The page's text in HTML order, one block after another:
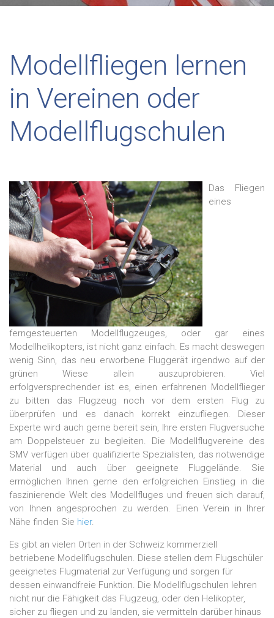
Modellfliegen lernen
in Vereinen oder
Modellflugschulen
Das Fliegen
eines
ferngesteuerten Modellflugzeuges, oder gar eines
Modellhelikopters, ist nicht ganz einfach. Es macht deswegen
wenig Sinn, das neu erworbene Fluggerät irgendwo auf der
grünen Wiese allein auszuprobieren. Viel
erfolgversprechender ist es, einen erfahrenen Modellflieger
zu bitten das Flugzeug noch vor dem ersten Flug zu
überprüfen und es danach korrekt einzufliegen. Dieser
Experte wird auch gerne bereit sein, Ihre ersten Flugversuche
am Doppelsteuer zu begleiten. Die Modellflugvereine des
SMV verfügen über qualifizierte Spezialisten, das notwendige
Material und auch über geeignete Fluggelände. Sie
ermöglichen Ihnen gerne den erfolgreichen Einstieg in die
faszinierende Welt des Modellfluges und freuen sich darauf,
von Ihnen angesprochen zu werden. Einen Verein in Ihrer
Nähe finden Sie hier.
Es gibt an vielen Orten in der Schweiz kommerziell
betriebene Modellflugschulen. Diese stellen dem Flugschüler
geeignetes Flugmaterial zur Verfügung und sorgen für
dessen einwandfreie Funktion. Die Modellflugschulen lehren
nicht nur die Fähigkeit das Flugzeug, oder den Helikopter,
sicher zu fliegen und zu landen, sie vermitteln darüber hinaus